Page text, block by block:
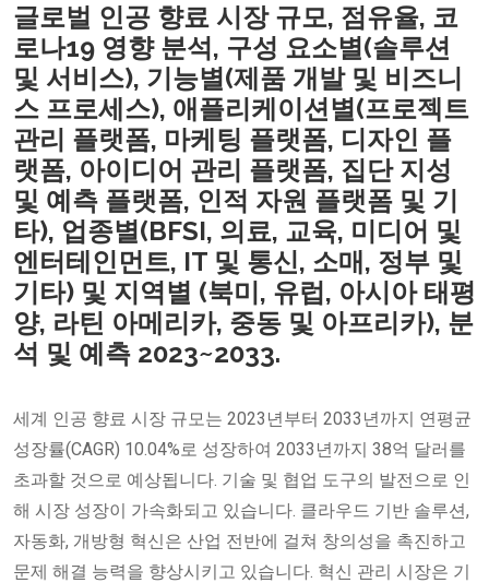
글로벌 인공 향료 시장 규모, 점유율, 코
로나19 영향 분석, 구성 요소별(솔루션
및 서비스), 기능별(제품 개발 및 비즈니
스 프로세스), 애플리케이션별(프로젝트
관리 플랫폼, 마케팅 플랫폼, 디자인 플
랫폼, 아이디어 관리 플랫폼, 집단 지성
및 예측 플랫폼, 인적 자원 플랫폼 및 기
타), 업종별(BFSI, 의료, 교육, 미디어 및
엔터테인먼트, IT 및 통신, 소매, 정부 및
기타) 및 지역별 (북미, 유럽, 아시아 태평
양, 라틴 아메리카, 중동 및 아프리카), 분
석 및 예측 2023~2033.
세계 인공 향료 시장 규모는 2023년부터 2033년까지 연평균
성장률(CAGR) 10.04%로 성장하여 2033년까지 38억 달러를
초과할 것으로 예상됩니다. 기술 및 협업 도구의 발전으로 인
해 시장 성장이 가속화되고 있습니다. 클라우드 기반 솔루션,
자동화, 개방형 혁신은 산업 전반에 걸쳐 창의성을 촉진하고
문제 해결 능력을 향상시키고 있습니다. 혁신 관리 시장은 기